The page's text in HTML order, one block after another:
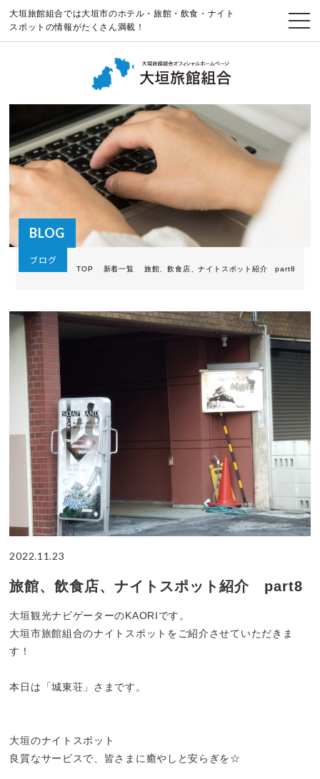
大垣旅館組合では大垣市のホテル・旅館・飲食・ナイト
スポットの情報がたくさん満載！
BLOG
ブログ
TOP 新着一覧 旅館、飲食店、ナイトスポット紹介 part8
2022.11.23
旅館、飲食店、ナイトスポット紹介 part8
大垣観光ナビゲーターのKAORIです。
大垣市旅館組合のナイトスポットをご紹介させていただきま
す！
本日は「城東荘」さまです。
大垣のナイトスポット
良質なサービスで、皆さまに癒やしと安らぎを☆